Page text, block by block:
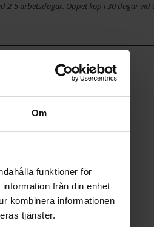
Om
funktioner för
från din enhet
kombinera informationen
tjänster.
2-5 arbetsdagar. Öppet köp i 30 dagar vid
8
8,5
Guldfynd